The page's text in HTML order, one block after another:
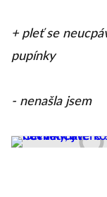
+ pleť se
pupínky
- nenašla jsem